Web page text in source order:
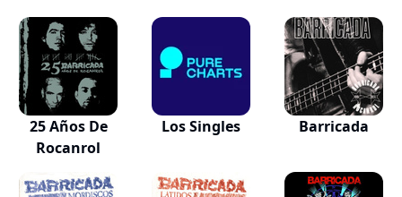
25 Años De
Rocanrol
Los Singles Barricada